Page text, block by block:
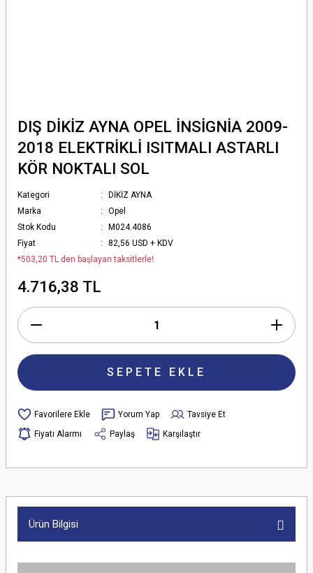
DIŞ DİKİZ AYNA OPEL İNSİGNİA 2009-
2018 ELEKTRİKLİ ISITMALI ASTARLI
KÖR NOKTALI SOL
Kategori
DİKİZ AYNA
Marka
Opel
Stok Kodu
M024.4086
Fiyat
82,56 USD + KDV
*503,20 TL den başlayan taksitlerle!
4.716,38 TL
SEPETE EKLE
Yorum Yap
Tavsiye Et
Fiyatı Alarmı
Paylaş Karşılaştır
Ürün Bilgisi